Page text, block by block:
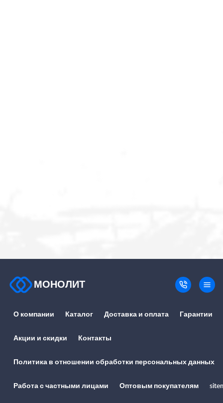
МОНОЛИТ
О компании Каталог Доставка и оплата Гарантии
Акции и скидки Контакты
Политика в отношении обработки персональных данных
Работа с частными лицами Оптовым покупателям